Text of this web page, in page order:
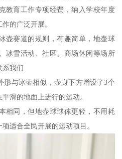
教育工作专项经费，纳入学校年度
的广泛开展。
壶赛道的规则，有趣简单，地壶球
冰雪活动、社区、商场休闲等场所
系我们
形与冰壶相似，壶身下方增设了3个
滑的地面上进行的运动。
相同，但地壶球球体更轻，不用耗
适合全民开展的运动项目。